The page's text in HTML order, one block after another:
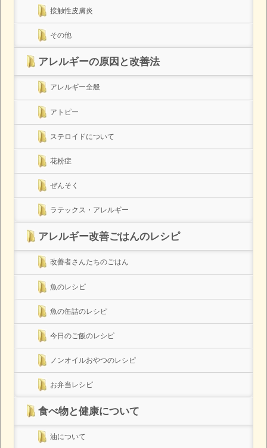
接触性皮膚炎
その他
アレルギーの原因と改善法
アレルギー全般
アトピー
ステロイドについて
花粉症
ぜんそく
ラテックス・アレルギー
アレルギー改善ごはんのレシピ
改善者さんたちのごはん
魚のレシピ
魚の缶詰のレシピ
今日のご飯のレシピ
ノンオイルおやつのレシピ
お弁当レシピ
食べ物と健康について
油について